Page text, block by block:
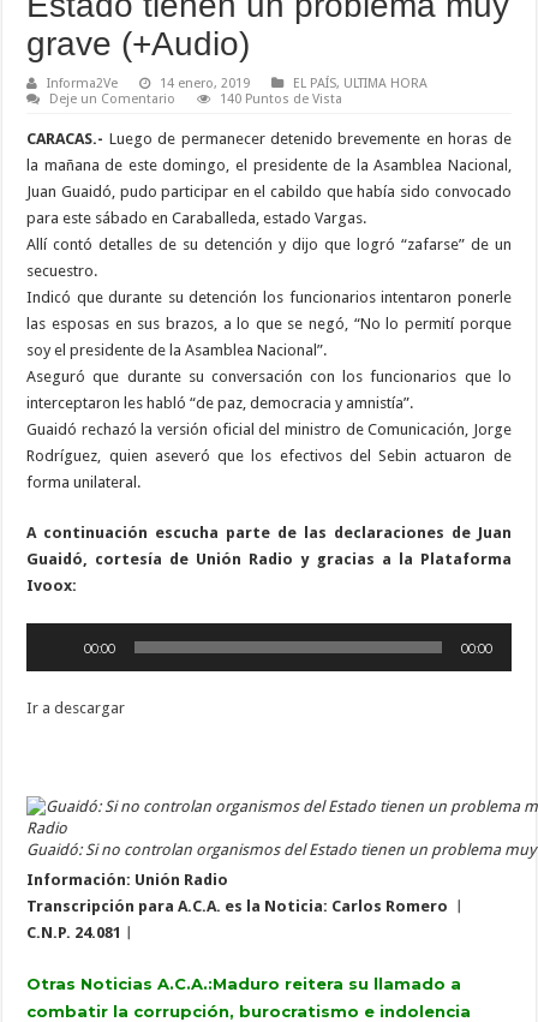
grave (+Audio)
Informa2Ve 14 enero, 2019 EL PAÍS, ULTIMA HORA
Deje un Comentario
140 Puntos de Vista
CARACAS.- Luego de permanecer detenido brevemente en horas de
la mañana de este domingo, el presidente de la Asamblea Nacional,
Juan Guaidó, pudo participar en el cabildo que había sido convocado
para este sábado en Caraballeda, estado Vargas.
Allí contó detalles de su detención y dijo que logró “zafarse” de un
secuestro.
Indicó que durante su detención los funcionarios intentaron ponerle
las esposas en sus brazos, a lo que se negó, “No lo permití porque
soy el presidente de la Asamblea Nacional”.
Aseguró que durante su conversación con los funcionarios que lo
interceptaron les habló “de paz, democracia y amnistía”.
Guaidó rechazó la versión oficial del ministro de Comunicación, Jorge
Rodríguez, quien aseveró que los efectivos del Sebin actuaron de
forma unilateral.
A continuación escucha parte de las declaraciones de Juan
Guaidó, cortesía de Unión Radio y gracias a la Plataforma
Ivoox:
00:00 00:00
Ir a descargar
Guaidó: Si no controlan organismos del Estado tienen un problema
Información: Unión Radio
Transcripción para A.C.A. es la Noticia: Carlos Romero ︱
C.N.P. 24.081︱
Otras Noticias A.C.A.:Maduro reitera su llamado a
combatir la corrupción, burocratismo e indolencia